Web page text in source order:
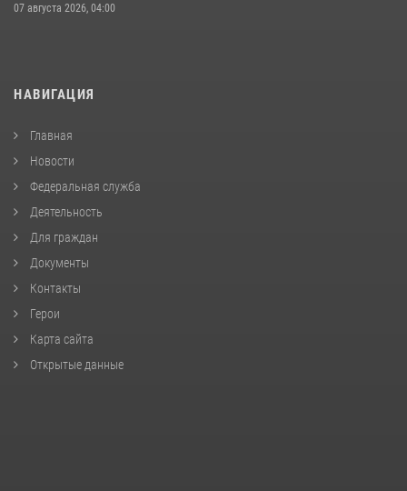
07 августа 2026, 04:00
НАВИГАЦИЯ
Главная
Новости
Федеральная служба
Деятельность
Для граждан
Документы
Контакты
Герои
Карта сайта
Открытые данные